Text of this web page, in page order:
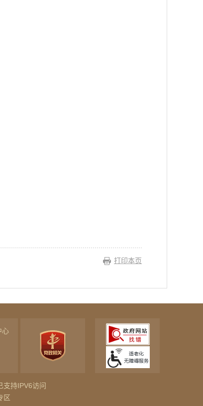
打印本页
心
支持IPV6访问
区